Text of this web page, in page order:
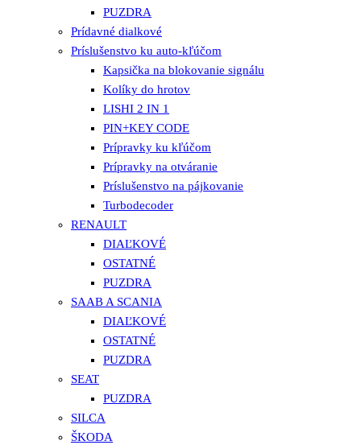
PUZDRA
Prídavné dialkové
Príslušenstvo ku auto-kľúčom
Kapsička na blokovanie signálu
Kolíky do hrotov
LISHI 2 IN 1
PIN+KEY CODE
Prípravky ku kľúčom
Prípravky na otváranie
Príslušenstvo na pájkovanie
Turbodecoder
RENAULT
DIAĽKOVÉ
OSTATNÉ
PUZDRA
SAAB A SCANIA
DIAĽKOVÉ
OSTATNÉ
PUZDRA
SEAT
PUZDRA
SILCA
ŠKODA